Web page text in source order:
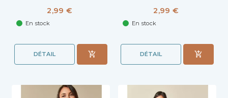
2,99 €
En stock
DÉTAIL
2,99 €
En stock
DÉTAIL